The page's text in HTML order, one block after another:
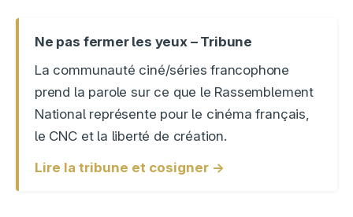
Ne pas fermer les yeux – Tribune
La communauté ciné/séries francophone
prend la parole sur ce que le Rassemblement
National représente pour le cinéma français,
le CNC et la liberté de création.
Lire la tribune et cosigner →